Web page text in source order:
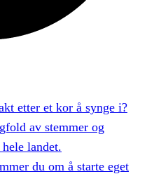
etter et kor å synge i?
av stemmer og
landet.
du om å starte eget